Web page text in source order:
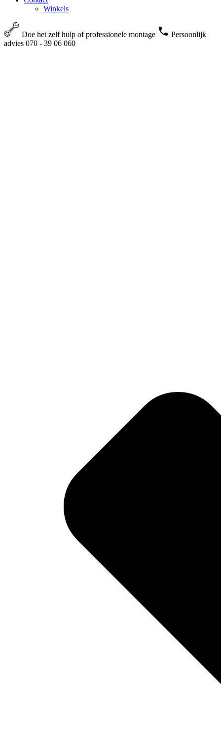
Winkels
Doe het zelf hulp of professionele montage
Persoonlijk
advies 070 - 39 06 060